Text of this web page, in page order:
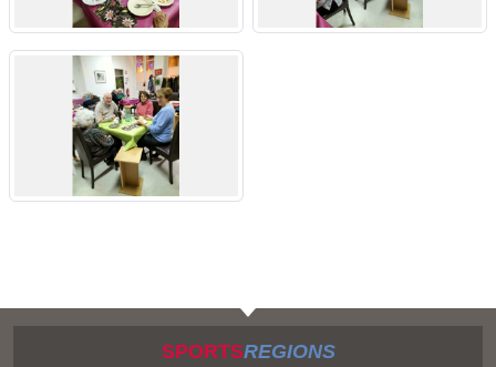
SPORTSREGIONS